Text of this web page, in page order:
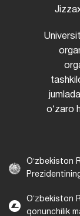
oʻzaro
Oʻzbekiston
Oʻzbekiston
qonunchilik